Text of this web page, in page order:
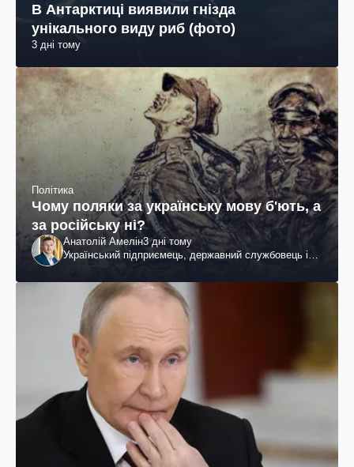
В Антарктиці виявили гнізда
унікального виду риб (фото)
3 дні тому
Політика
Чому поляки за українську мову б'ють, а
за російську ні?
Анатолій Амелін3 дні тому
Український підприємець, державний службовець і